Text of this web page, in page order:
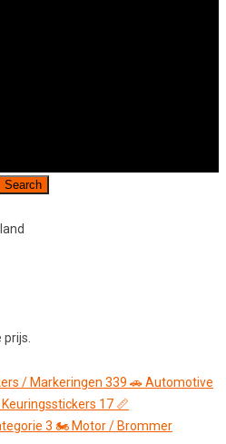
/ Markeringen 339 🚗Automotive
Keuringsstickers 17 📏
3 🏍️ Motor / Brommer